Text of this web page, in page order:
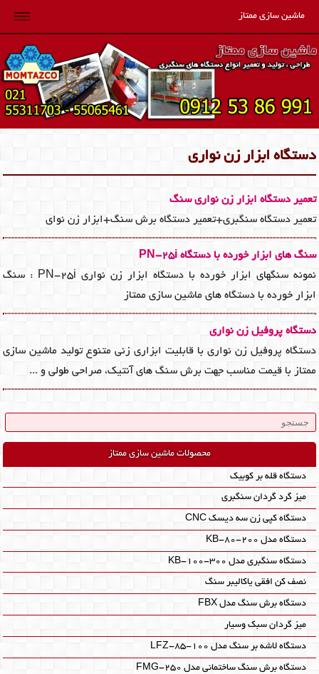
ماشین سازی ممتاز
دستگاه ابزار زن نواری
تعمیر دستگاه ابزار زن نواری سنگ
تعمیر دستگاه سنگبری+تعمیر دستگاه برش سنگ+ابزار زن نوای
سنگ های ابزار خورده با دستگاه PN-25i
نمونه سنگهای ابزار خورده با دستگاه ابزار زن نواری PN-25i : سنگ
ابزار خورده با دستگاه های ماشین سازی ممتاز
دستگاه پروفیل زن نواری
دستگاه پروفیل زن نواری با قابلیت ابزاری زنی متنوع تولید ماشین سازی
ممتاز با قیمت مناسب جهت برش سنگ های آنتیک، صراحی طولی و ...
محصولات ماشین سازی ممتاز
دستگاه قله بر کوبیک
میز گرد گردان سنگبری
دستگاه کپی زن سه دیسک CNC
دستگاه مدل KB-80-200
دستگاه سنگبری مدل KB-100-300
نصف کن افقی یاکالیبر سنگ
دستگاه برش سنگ مدل FBX
میز گردان سبک وسیار
دستگاه لاشه بر سنگ مدل LFZ-85-100
دستگاه برش سنگ ساختمانی مدل FMG-250